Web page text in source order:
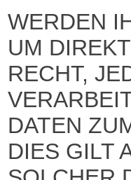
WERDEN
UM
RECHT,
DATEN
DIES GILT